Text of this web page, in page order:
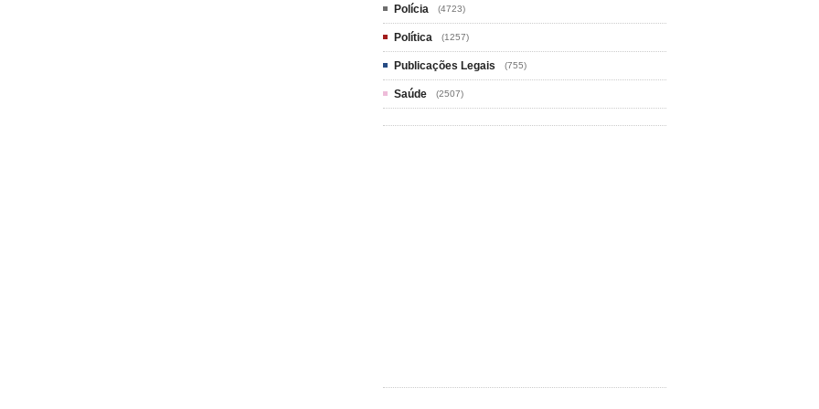
Polícia (4723)
Política (1257)
Publicações Legais (755)
Saúde (2507)